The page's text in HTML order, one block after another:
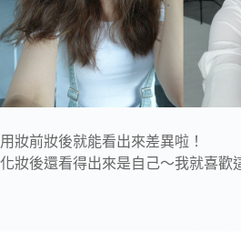
用妝前妝後就能看出來差異啦！
化妝後還看得出來是自己～我就喜歡